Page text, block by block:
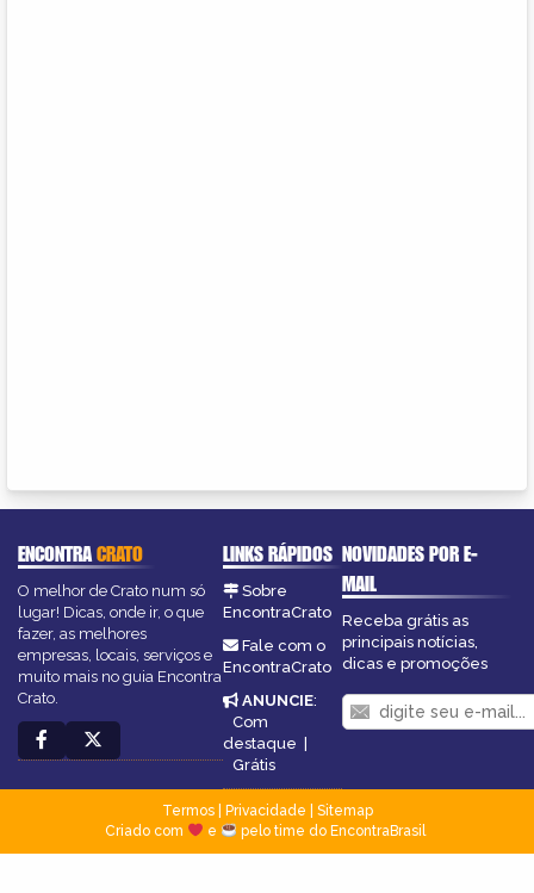
ENCONTRACRATO
O melhor de Crato num só
lugar! Dicas, onde ir, o que
fazer, as melhores
empresas, locais, serviços e
muito mais no guia Encontra
Crato.
LINKS RÁPIDOS
Sobre
EncontraCrato
Fale com o
EncontraCrato
ANUNCIE:
Com
destaque |
Grátis
NOVIDADES POR E-
MAIL
Receba grátis as
principais notícias,
dicas e promoções
Termos| Privacidade
Sitemap
Criado com
e pelo time do EncontraBrasil